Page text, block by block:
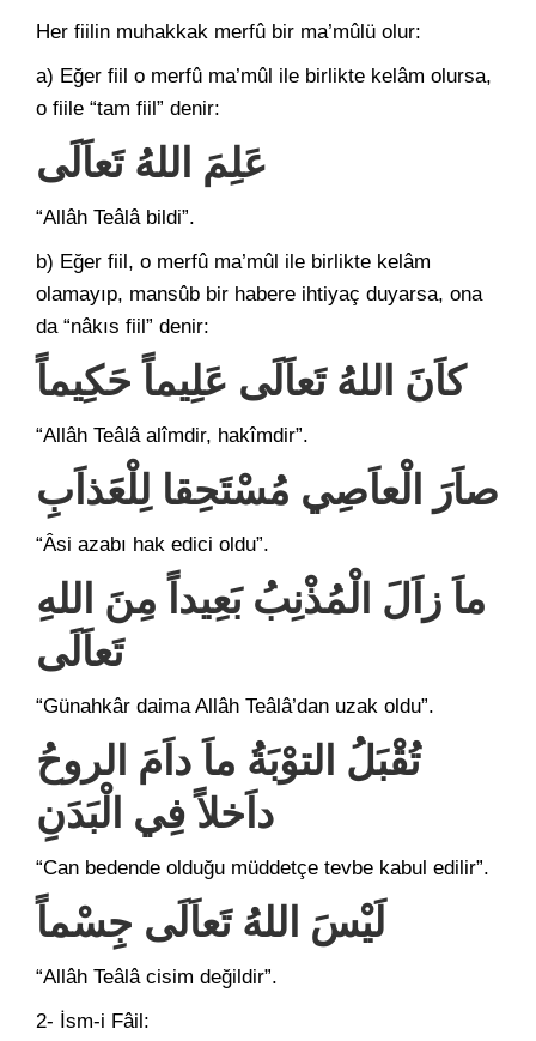
Her fiilin muhakkak merfû bir ma’mûlü olur:
a) Eğer fiil o merfû ma’mûl ile birlikte kelâm olursa,
o fiile “tam fiil” denir:
عَلِمَ اللهُ تَعاَلَى
“Allâh Teâlâ bildi”.
b) Eğer fiil, o merfû ma’mûl ile birlikte kelâm
olamayıp, mansûb bir habere ihtiyaç duyarsa, ona
da “nâkıs fiil” denir:
كاَنَ اللهُ تَعاَلَى عَلِيماً حَكِيماً
“Allâh Teâlâ alîmdir, hakîmdir”.
صاَرَ الْعاَصِي مُسْتَحِقا لِلْعَذاَبِ
“Âsi azabı hak edici oldu”.
ماَ زاَلَ الْمُذْنِبُ بَعِيداً مِنَ اللهِ
تَعاَلَى
“Günahkâr daima Allâh Teâlâ’dan uzak oldu”.
تُقْبَلُ التوْبَةُ ماَ داَمَ الروحُ
داَخلاً فِي الْبَدَنِ
“Can bedende olduğu müddetçe tevbe kabul edilir”.
لَيْسَ اللهُ تَعاَلَى جِسْماً
“Allâh Teâlâ cisim değildir”.
2- İsm-i Fâil: